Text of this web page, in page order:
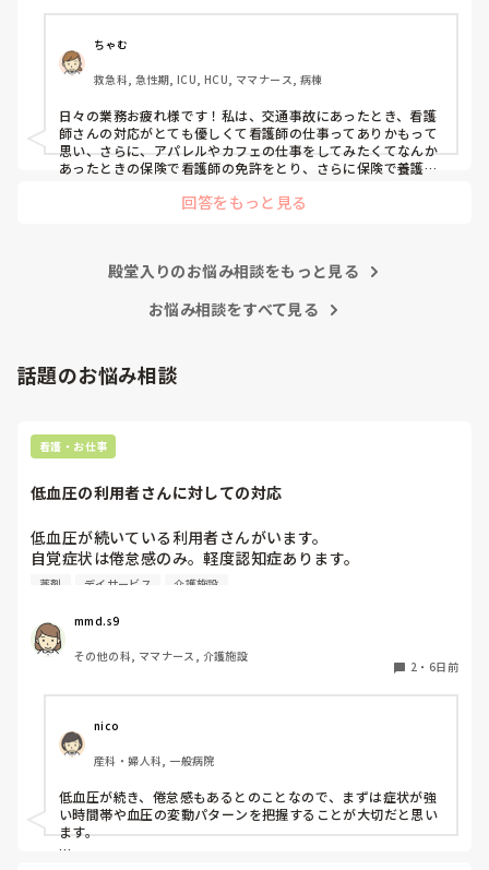
笑
ちゃむ
救急科, 急性期, ICU, HCU, ママナース, 病棟
日々の業務お疲れ様です！私は、交通事故にあったとき、看護
師さんの対応がとても優しくて看護師の仕事ってありかもって
思い、さらに、アパレルやカフェの仕事をしてみたくてなんか
あったときの保険で看護師の免許をとり、さらに保険で養護教
回答をもっと見る
殿堂入りのお悩み相談をもっと見る
お悩み相談をすべて見る
話題のお悩み相談
看護・お仕事
低血圧の利用者さんに対しての対応
低血圧が続いている利用者さんがいます。
自覚症状は倦怠感のみ。軽度認知症あります。
元々降圧剤3剤服用しており、デイでは受診までは低血圧な
す。ただ1日低いときも少なくありません。
ようやく受診し薬剤調整したかなと思えば、2剤のみ降圧剤
の内容が変更になっただけで、3剤服用のままです。やはり
こんな利用者さんに対して何か他のアプローチがあれば
薬剤 デイサービス 介護施設
mmd.s9
その他の科, ママナース, 介護施設
2 ・ 6日前
nico
産科・婦人科, 一般病院
低血圧が続き、倦怠感もあるとのことなので、まずは症状が強
い時間帯や血圧の変動パターンを把握することが大切だと思い
ます。